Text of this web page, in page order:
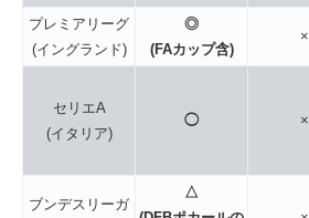
プレミアリーグ
(イングランド)
◎
(FAカップ含)
×
セリエA
(イタリア)
◯ ×
ブンデスリーガ
△